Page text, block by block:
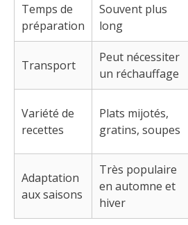
Temps de
préparation
Souvent plus
long
Transport
Peut nécessiter
un réchauffage
Variété de
recettes
Plats mijotés,
gratins, soupes
Adaptation
aux saisons
Très populaire
en automne et
hiver